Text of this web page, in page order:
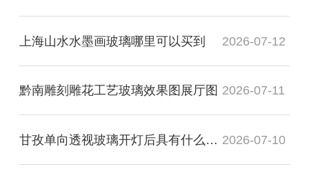
上海山水水墨画玻璃哪里可以买到 2026-07-12
黔南雕刻雕花工艺玻璃效果图展厅图 2026-07-11
甘孜单向透视玻璃开灯后具有什么透视性 2026-07-10